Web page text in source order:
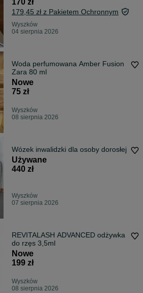
170 zł
179,45 zł z Pakietem Ochronnym
Wyszków
04 sierpnia 2026
Woda perfumowana Amber Fusion
Zara 80 ml
Nowe
75 zł
Wyszków
08 sierpnia 2026
Wózek inwalidzki dla osoby dorosłej
Używane
440 zł
Wyszków
07 sierpnia 2026
REVITALASH ADVANCED odżywka
do rzęs 3,5ml
Nowe
199 zł
Wyszków
08 sierpnia 2026